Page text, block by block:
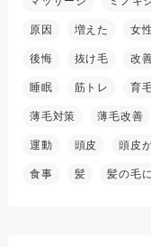
原因 増えた 女性
後悔 抜け毛 改
睡眠 筋トレ 育
薄毛対策 薄毛改善
運動 頭皮 頭皮
食事 髪 髪の毛